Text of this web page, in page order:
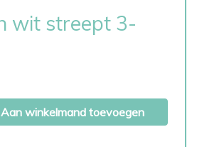
wit streept 3-
Aan winkelmand toevoegen